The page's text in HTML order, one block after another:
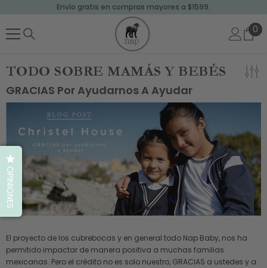
SALTAR AL CONTENIDO
Envío gratis en compras mayores a $1599.
00
TODO SOBRE MAMÁS Y BEBÉS
GRACIAS Por Ayudarnos A Ayudar
El proyecto de los cubrebocas y en general todo Nap Baby, nos ha
permitido impactar de manera positiva a muchas familias
mexicanas. Pero el crédito no es solo nuestro, GRACIAS a ustedes y a
OPINIONES